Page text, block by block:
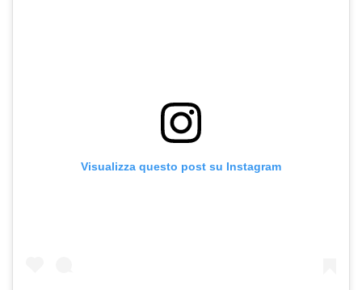
Visualizza questo post su Instagram